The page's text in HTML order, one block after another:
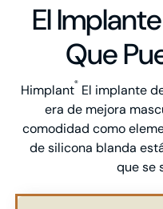
El
Que
Himplant® El implante
era de mejora
comodidad como
de silicona blanda
que se